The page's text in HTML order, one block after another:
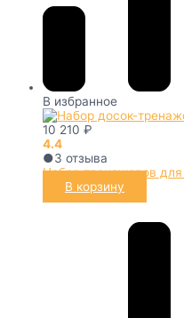
В избранное
10 210 ₽
4.4
●3 отзыва
Набор тренажеров для
В корзину